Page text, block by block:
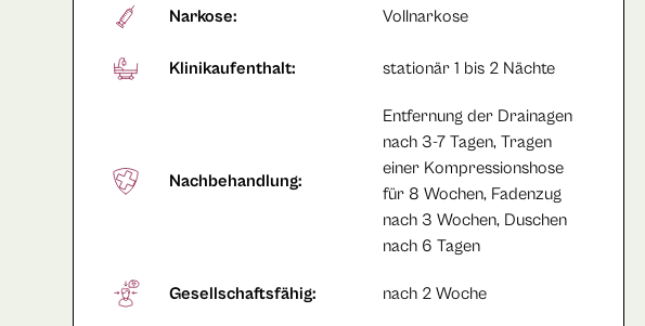
Narkose: Vollnarkose
Klinikaufenthalt: stationär 1 bis 2 Nächte
Nachbehandlung:
Entfernung der Drainagen
nach 3-7 Tagen, Tragen
einer Kompressionshose
für 8 Wochen, Fadenzug
nach 3 Wochen, Duschen
nach 6 Tagen
Gesellschaftsfähig: nach 2 Woche